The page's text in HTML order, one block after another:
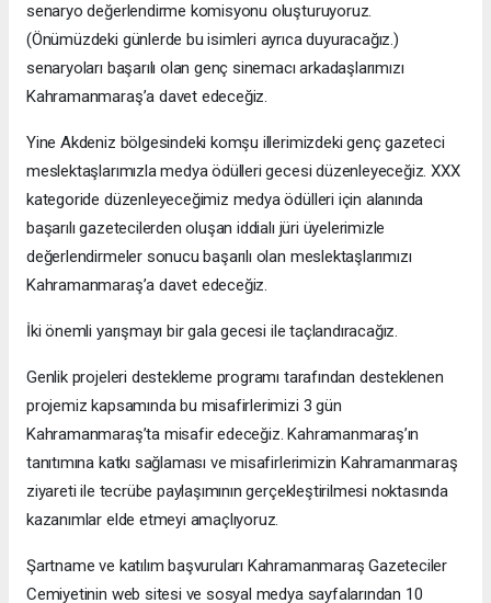
senaryo değerlendirme komisyonu oluşturuyoruz.
(Önümüzdeki günlerde bu isimleri ayrıca duyuracağız.)
senaryoları başarılı olan genç sinemacı arkadaşlarımızı
Kahramanmaraş’a davet edeceğiz.
Yine Akdeniz bölgesindeki komşu illerimizdeki genç gazeteci
meslektaşlarımızla medya ödülleri gecesi düzenleyeceğiz. XXX
kategoride düzenleyeceğimiz medya ödülleri için alanında
başarılı gazetecilerden oluşan iddialı jüri üyelerimizle
değerlendirmeler sonucu başarılı olan meslektaşlarımızı
Kahramanmaraş’a davet edeceğiz.
İki önemli yarışmayı bir gala gecesi ile taçlandıracağız.
Genlik projeleri destekleme programı tarafından desteklenen
projemiz kapsamında bu misafirlerimizi 3 gün
Kahramanmaraş’ta misafir edeceğiz. Kahramanmaraş’ın
tanıtımına katkı sağlaması ve misafirlerimizin Kahramanmaraş
ziyareti ile tecrübe paylaşımının gerçekleştirilmesi noktasında
kazanımlar elde etmeyi amaçlıyoruz.
Şartname ve katılım başvuruları Kahramanmaraş Gazeteciler
Cemiyetinin web sitesi ve sosyal medya sayfalarından 10